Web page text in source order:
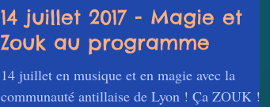
14 juillet 2017 - Magie et
Zouk au programme
14 juillet en musique et en magie avec la
communauté antillaise de Lyon ! Ça ZOUK !